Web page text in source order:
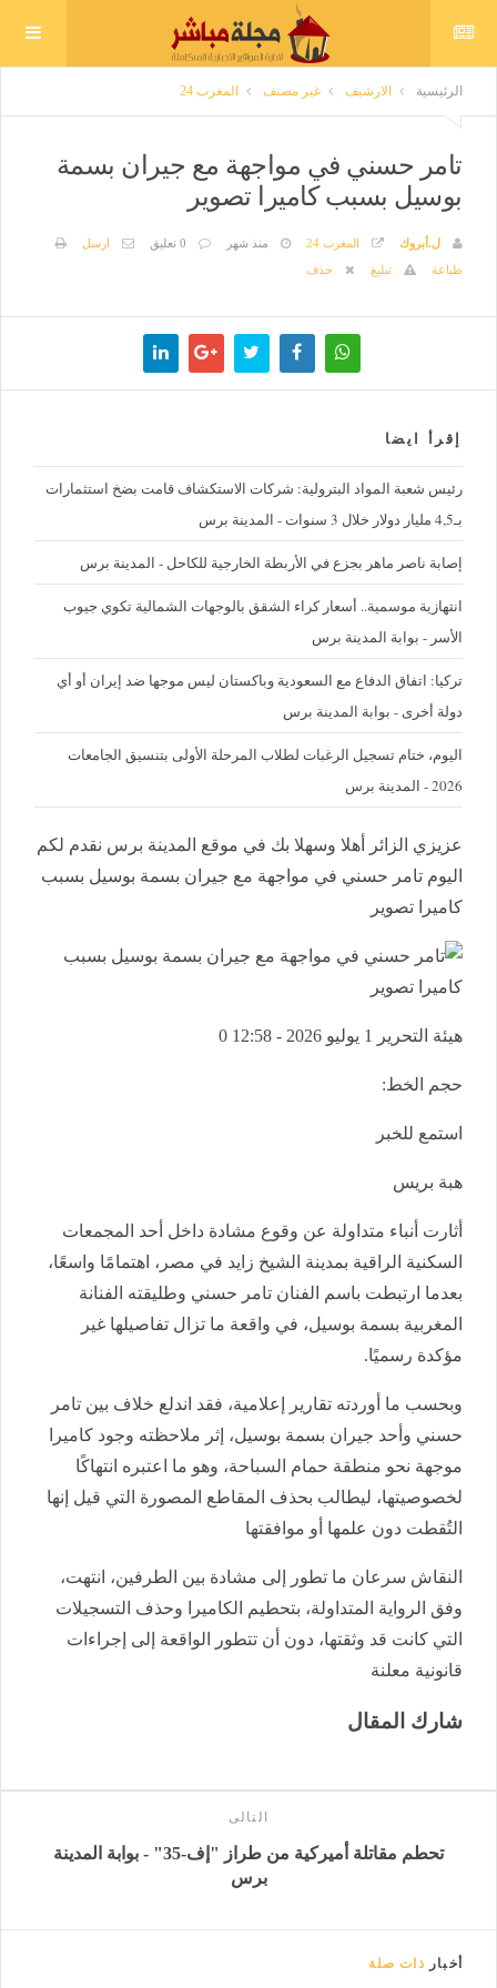
الرئيسية الارشيف غير مصنف المغرب 24
تامر حسني في مواجهة مع جيران بسمة
بوسيل بسبب كاميرا تصوير
ل.أبروك المغرب 24 منذ شهر 0 تعليق
ارسل
طباعة
تبليغ حذف
إقرأ ايضا
رئيس شعبة المواد البترولية: شركات الاستكشاف قامت بضخ استثمارات
بـ4,5 مليار دولار خلال 3 سنوات - المدينة برس
إصابة ناصر ماهر بجزع في الأربطة الخارجية للكاحل - المدينة برس
‪انتهازية موسمية.. أسعار كراء الشقق بالوجهات الشمالية تكوي جيوب
الأسر - بوابة المدينة برس
تركيا: اتفاق الدفاع مع السعودية وباكستان ليس موجها ضد إيران أو أي
دولة أخرى - بوابة المدينة برس
اليوم، ختام تسجيل الرغبات لطلاب المرحلة الأولى بتنسيق الجامعات
2026 - المدينة برس
عزيزي الزائر أهلا وسهلا بك في موقع المدينة برس نقدم لكم
اليوم تامر حسني في مواجهة مع جيران بسمة بوسيل بسبب
كاميرا تصوير
هيئة التحرير 1 يوليو 2026 - 12:58 0
حجم الخط:
استمع للخبر
هبة بريس
أثارت أنباء متداولة عن وقوع مشادة داخل أحد المجمعات
السكنية الراقية بمدينة الشيخ زايد في مصر، اهتمامًا واسعًا،
بعدما ارتبطت باسم الفنان تامر حسني وطليقته الفنانة
المغربية بسمة بوسيل، في واقعة ما تزال تفاصيلها غير
مؤكدة رسميًا.
وبحسب ما أوردته تقارير إعلامية، فقد اندلع خلاف بين تامر
حسني وأحد جيران بسمة بوسيل، إثر ملاحظته وجود كاميرا
موجهة نحو منطقة حمام السباحة، وهو ما اعتبره انتهاكًا
لخصوصيتها، ليطالب بحذف المقاطع المصورة التي قيل إنها
التُقطت دون علمها أو موافقتها
النقاش سرعان ما تطور إلى مشادة بين الطرفين، انتهت،
وفق الرواية المتداولة، بتحطيم الكاميرا وحذف التسجيلات
التي كانت قد وثقتها، دون أن تتطور الواقعة إلى إجراءات
قانونية معلنة
شارك المقال
التالى
تحطم مقاتلة أميركية من طراز "إف-35" - بوابة المدينة
برس
أخبار ذات صلة